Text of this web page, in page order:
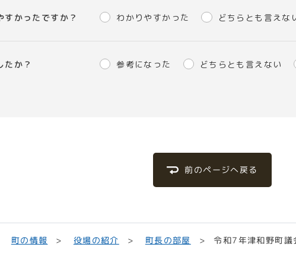
かったですか？ わかりやすかった どちらとも言えな
たか？ 参考になった どちらとも言えない
前のページへ戻る
町の情報 役場の紹介 町長の部屋 令和7年津和野町議